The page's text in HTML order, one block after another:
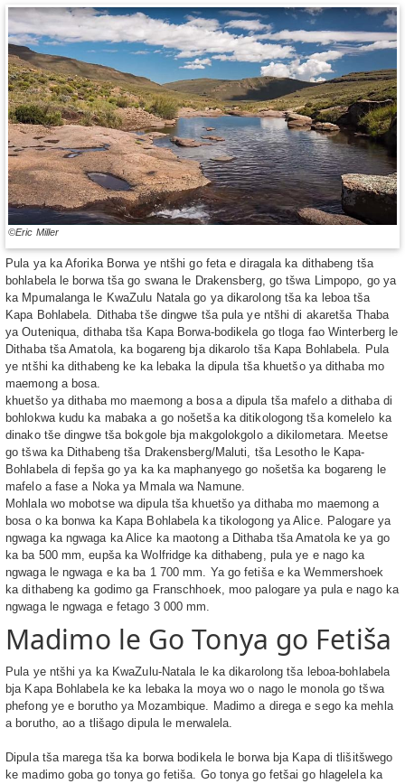
©Eric Miller
Pula ya ka Aforika Borwa ye ntšhi go feta e diragala ka dithabeng tša
bohlabela le borwa tša go swana le Drakensberg, go tšwa Limpopo, go ya
ka Mpumalanga le KwaZulu Natala go ya dikarolong tša ka leboa tša
Kapa Bohlabela. Dithaba tše dingwe tša pula ye ntšhi di akaretša Thaba
ya Outeniqua, dithaba tša Kapa Borwa-bodikela go tloga fao Winterberg le
Dithaba tša Amatola, ka bogareng bja dikarolo tša Kapa Bohlabela. Pula
ye ntšhi ka dithabeng ke ka lebaka la dipula tša khuetšo ya dithaba mo
maemong a bosa.
khuetšo ya dithaba mo maemong a bosa a dipula tša mafelo a dithaba di
bohlokwa kudu ka mabaka a go nošetša ka ditikologong tša komelelo ka
dinako tše dingwe tša bokgole bja makgolokgolo a dikilometara. Meetse
go tšwa ka Dithabeng tša Drakensberg/Maluti, tša Lesotho le Kapa-
Bohlabela di fepša go ya ka ka maphanyego go nošetša ka bogareng le
mafelo a fase a Noka ya Mmala wa Namune.
Mohlala wo mobotse wa dipula tša khuetšo ya dithaba mo maemong a
bosa o ka bonwa ka Kapa Bohlabela ka tikologong ya Alice. Palogare ya
ngwaga ka ngwaga ka Alice ka maotong a Dithaba tša Amatola ke ya go
ka ba 500 mm, eupša ka Wolfridge ka dithabeng, pula ye e nago ka
ngwaga le ngwaga e ka ba 1 700 mm. Ya go fetiša e ka Wemmershoek
ka dithabeng ka godimo ga Franschhoek, moo palogare ya pula e nago ka
ngwaga le ngwaga e fetago 3 000 mm.
Madimo le Go Tonya go Fetiša
Pula ye ntšhi ya ka KwaZulu-Natala le ka dikarolong tša leboa-bohlabela
bja Kapa Bohlabela ke ka lebaka la moya wo o nago le monola go tšwa
phefong ye e borutho ya Mozambique. Madimo a direga e sego ka mehla
a borutho, ao a tlišago dipula le merwalela.
Dipula tša marega tša ka borwa bodikela le borwa bja Kapa di tlišitšwego
ke madimo goba go tonya go fetiša. Go tonya go fetšai go hlagelela ka